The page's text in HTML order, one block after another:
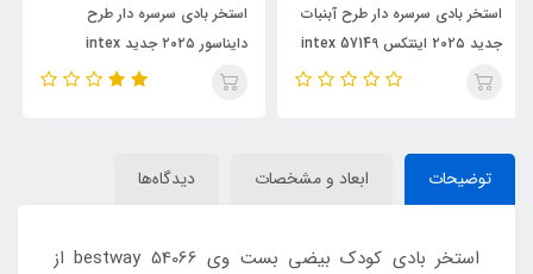
استخر بادی سرسره دار طرح
دایناسور ۲۰۲۵ جدید intex
استخر بادی کودک سایز بزرگ
توضیحات ابعاد و مشخصات دیدگاه‌ها
استخر بادی کودک بیضی بست وی bestway 54066 از